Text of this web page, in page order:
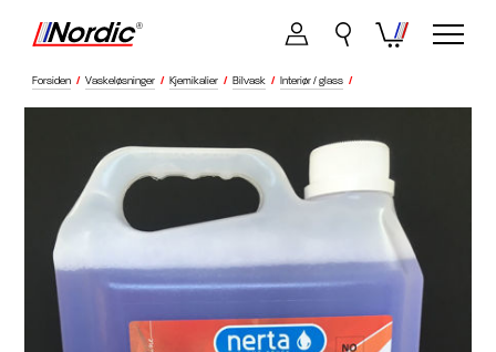
Forsiden / Vaskeløsninger / Kjemikalier / Bilvask / Interiør / glass /